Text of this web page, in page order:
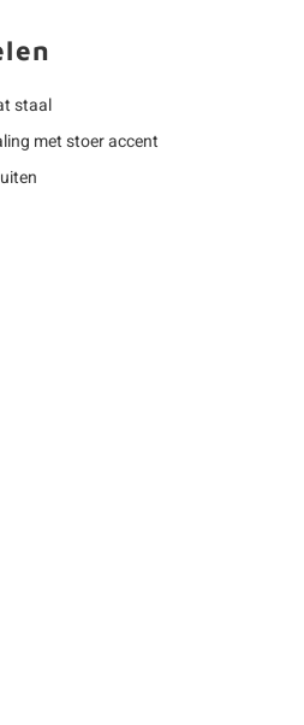
staal
met stoer accent